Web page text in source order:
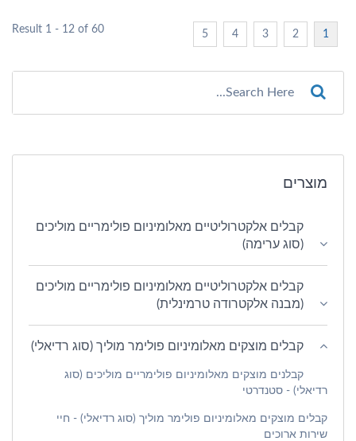
Result 1 - 12 of 60 1
2
3
4
5
מוצרים
קבלים אלקטרוליטיים מאלומיניום פולימריים מוליכים
(סוג ערימה)
קבלים אלקטרוליטיים מאלומיניום פולימריים מוליכים
(מבנה אלקטרודה טרמינלית)
קבלים מוצקים מאלומיניום פולימר מוליך (סוג רדיאלי)
קבלנים מוצקים מאלומיניום פולימריים מוליכים (סוג
רדיאלי) - סטנדרטי
קבלים מוצקים מאלומיניום פולימר מוליך (סוג רדיאלי) - חיי
שירות ארוכים